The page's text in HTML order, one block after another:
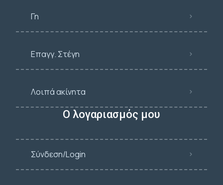
Γη
Επαγγ. Στέγη
Λοιπά ακίνητα
Ο λογαριασμός μου
Σύνδεση/Login